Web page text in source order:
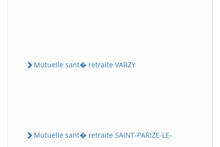
Mutuelle sant� retraite VARZY
Mutuelle sant� retraite SAINT-PARIZE-LE-